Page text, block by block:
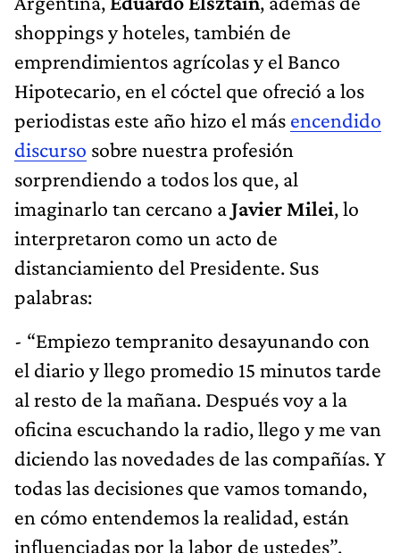
shoppings y hoteles, también de
emprendimientos agrícolas y el Banco
Hipotecario, en el cóctel que ofreció a los
periodistas este año hizo el más encendido
discurso sobre nuestra profesión
sorprendiendo a todos los que, al
imaginarlo tan cercano aJavier Milei, lo
interpretaron como un acto de
distanciamiento del Presidente. Sus
palabras:
- “Empiezo tempranito desayunando con
el diario y llego promedio 15 minutos tarde
al resto de la mañana. Después voy a la
oficina escuchando la radio, llego y me van
diciendo las novedades de las compañías. Y
todas las decisiones que vamos tomando,
en cómo entendemos la realidad, están
influenciadas por la labor de ustedes”.